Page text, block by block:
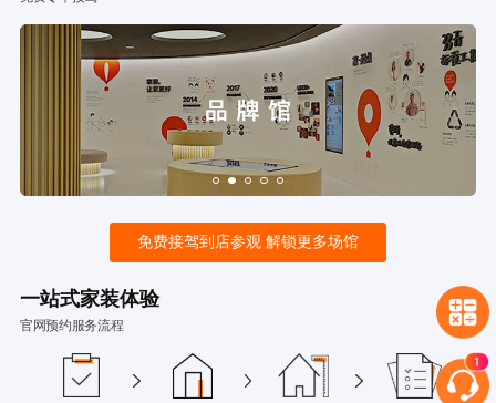
免费接驾到店参观 解锁更多场馆
一站式家装体验
官网预约服务流程